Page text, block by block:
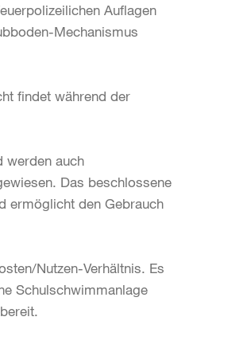
Auflagen
Mechanismus
findet während der
werden auch
Das beschlossene
ermöglicht den Gebrauch
Nutzen-Verhältnis. Es
Schulschwimmanlage